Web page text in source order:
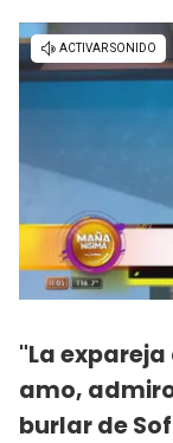
"La expareja
amo,
burlar de